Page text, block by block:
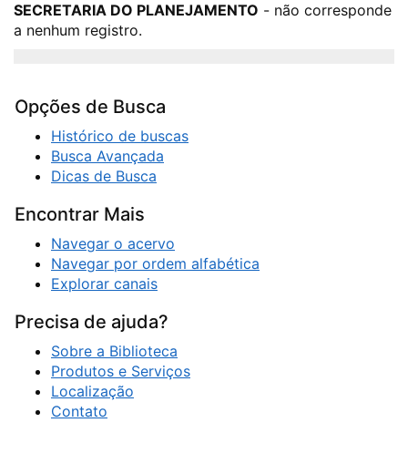
SECRETARIA DO PLANEJAMENTO - não corresponde
a nenhum registro.
Opções de Busca
Histórico de buscas
Busca Avançada
Dicas de Busca
Encontrar Mais
Navegar o acervo
Navegar por ordem alfabética
Explorar canais
Precisa de ajuda?
Sobre a Biblioteca
Produtos e Serviços
Localização
Contato